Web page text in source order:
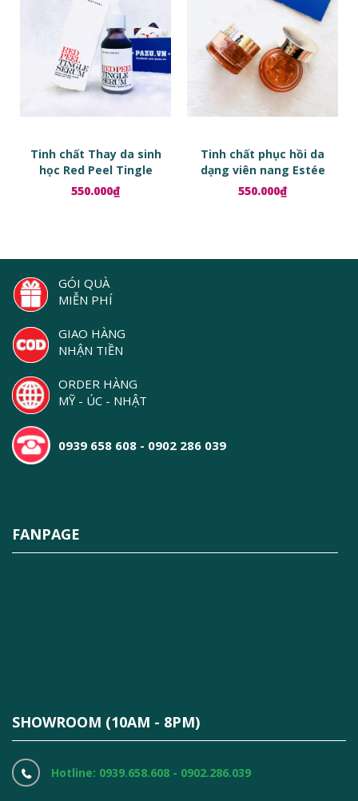
Tinh chất Thay da sinh
học Red Peel Tingle
Serum
550.000₫
Tinh chất phục hồi da
dạng viên nang Estée
Lauder Advanced Night
Repair Ampoules
550.000₫
GÓI QUÀ
MIỄN PHÍ
GIAO HÀNG
NHẬN TIỀN
ORDER HÀNG
MỸ - ÚC - NHẬT
0939 658 608 - 0902 286 039
FANPAGE
SHOWROOM (10AM - 8PM)
Hotline: 0939.658.608 - 0902.286.039